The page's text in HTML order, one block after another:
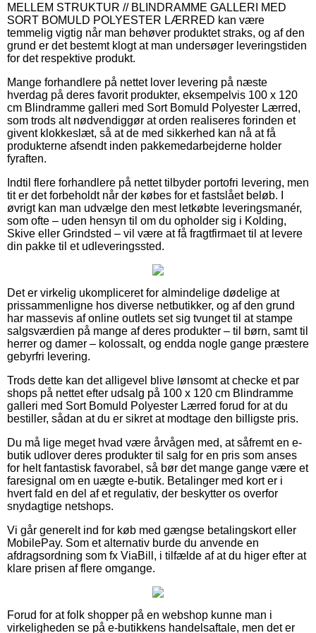
MELLEM STRUKTUR // BLINDRAMME GALLERI MED
SORT BOMULD POLYESTER LÆRRED kan være
temmelig vigtig når man behøver produktet straks, og af den
grund er det bestemt klogt at man undersøger leveringstiden
for det respektive produkt.
Mange forhandlere på nettet lover levering på næste
hverdag på deres favorit produkter, eksempelvis 100 x 120
cm Blindramme galleri med Sort Bomuld Polyester Lærred,
som trods alt nødvendiggør at orden realiseres forinden et
givent klokkeslæt, så at de med sikkerhed kan nå at få
produkterne afsendt inden pakkemedarbejderne holder
fyraften.
Indtil flere forhandlere på nettet tilbyder portofri levering, men
tit er det forbeholdt når der købes for et fastslået beløb. I
øvrigt kan man udvælge den mest letkøbte leveringsmanér,
som ofte – uden hensyn til om du opholder sig i Kolding,
Skive eller Grindsted – vil være at få fragtfirmaet til at levere
din pakke til et udleveringssted.
Det er virkelig ukompliceret for almindelige dødelige at
prissammenligne hos diverse netbutikker, og af den grund
har massevis af online outlets set sig tvunget til at stampe
salgsværdien på mange af deres produkter – til børn, samt til
herrer og damer – kolossalt, og endda nogle gange præstere
gebyrfri levering.
Trods dette kan det alligevel blive lønsomt at checke et par
shops på nettet efter udsalg på 100 x 120 cm Blindramme
galleri med Sort Bomuld Polyester Lærred forud for at du
bestiller, sådan at du er sikret at modtage den billigste pris.
Du må lige meget hvad være årvågen med, at såfremt en e-
butik udlover deres produkter til salg for en pris som anses
for helt fantastisk favorabel, så bør det mange gange være et
faresignal om en uægte e-butik. Betalinger med kort er i
hvert fald en del af et regulativ, der beskytter os overfor
snydagtige netshops.
Vi går generelt ind for køb med gængse betalingskort eller
MobilePay. Som et alternativ burde du anvende en
afdragsordning som fx ViaBill, i tilfælde af at du higer efter at
klare prisen af flere omgange.
Forud for at folk shopper på en webshop kunne man i
virkeligheden se på e-butikkens handelsaftale, men det er